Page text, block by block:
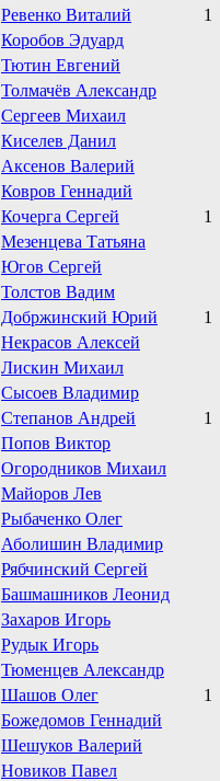
Ревенко Виталий
1
Коробов Эдуард
Тютин Евгений
Толмачёв Александр
Сергеев Михаил
Киселев Данил
Аксенов Валерий
Ковров Геннадий
Кочерга Сергей
1
Мезенцева Татьяна
Югов Сергей
Толстов Вадим
Добржинский Юрий
1
Некрасов Алексей
Лискин Михаил
Сысоев Владимир
Степанов Андрей
1
Попов Виктор
Огородников Михаил
Майоров Лев
Рыбаченко Олег
Аболишин Владимир
Рябчинский Сергей
Башмашников Леонид
Захаров Игорь
Рудык Игорь
Тюменцев Александр
Шашов Олег
1
Божедомов Геннадий
Шешуков Валерий
Новиков Павел